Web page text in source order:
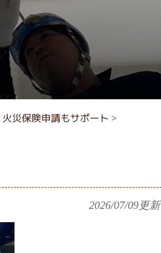
災保険申請もサポート >
2026/07/09更新